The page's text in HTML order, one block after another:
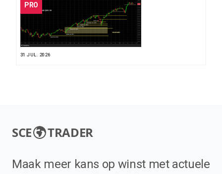
PRO
31 JUL. 2026
SCE TRADER
Maak meer kans op winst met actuele